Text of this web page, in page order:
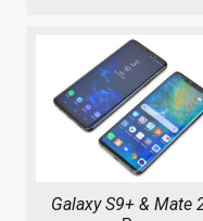
Galaxy S9+ & Mate